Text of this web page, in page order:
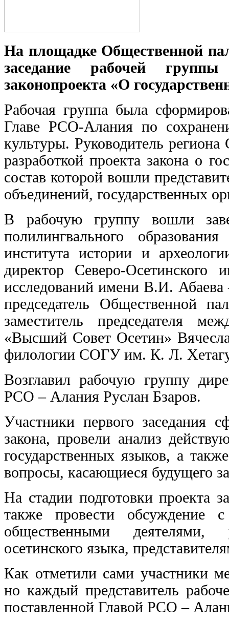
На площадке Общественной
заседание рабочей группы
законопроекта «О
Рабочая группа была
Главе РСО-Алания по
культуры. Руководитель
разработкой проекта закона о
состав которой вошли
объединений, государственных
В рабочую группу вошли
полилингвального
института истории и
директор Северо-Осетинского
исследований имени В.И.
председатель Общественной
заместитель председателя
«Высший Совет Осетин»
филологии СОГУ им. К. Л.
Возглавил рабочую группу
РСО – Алания Руслан Бзаров.
Участники первого заседания
закона, провели анализ
государственных языков, а
вопросы, касающиеся будущего
На стадии подготовки проекта
также провести обсуждение
общественными деятелями,
осетинского языка,
Как отметили сами участники
но каждый представитель
поставленной Главой РСО –